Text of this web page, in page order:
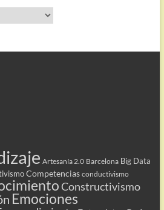
Artesanía 2.0 Barcelona Big Data
Competencias conductivismo
Constructivismo
Emociones